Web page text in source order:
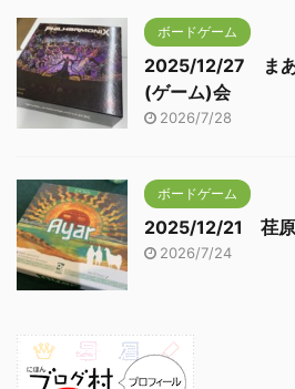
ボードゲーム
2025/12/27 まあ
(ゲーム)会
2026/7/28
ボードゲーム
2025/12/21 荏原
2026/7/24